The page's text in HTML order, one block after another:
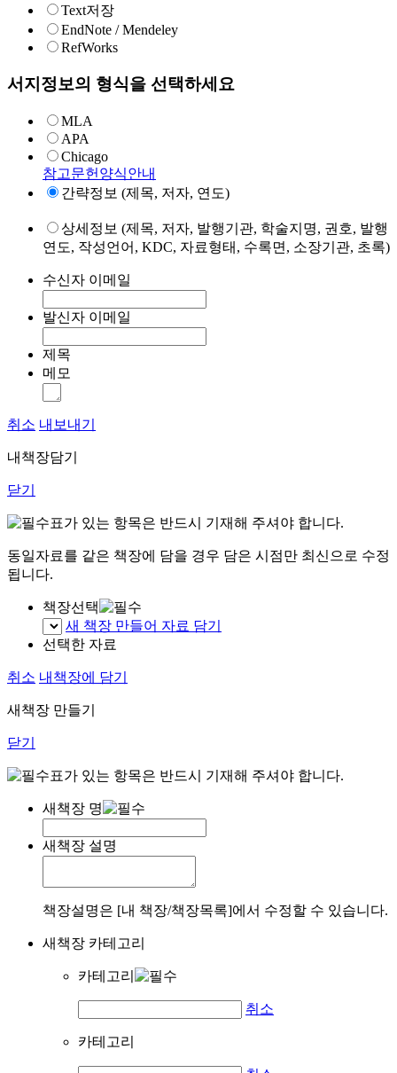
Text저장
EndNote / Mendeley
RefWorks
서지정보의 형식을 선택하세요
MLA
APA
Chicago
참고문헌양식안내
간략정보 (제목, 저자, 연도)
상세정보 (제목, 저자, 발행기관, 학술지명, 권호, 발행
연도, 작성언어, KDC, 자료형태, 수록면, 소장기관, 초록)
수신자 이메일
발신자 이메일
제목
메모
취소 내보내기
내책장담기
닫기
표가 있는 항목은 반드시 기재해 주셔야 합니다.
동일자료를 같은 책장에 담을 경우 담은 시점만 최신으로 수정
됩니다.
책장선택
새 책장 만들어 자료 담기
선택한 자료
취소 내책장에 담기
새책장 만들기
닫기
표가 있는 항목은 반드시 기재해 주셔야 합니다.
새책장 명
새책장 설명
책장설명은 [내 책장/책장목록]에서 수정할 수 있습니다.
새책장 카테고리
카테고리
취소
카테고리